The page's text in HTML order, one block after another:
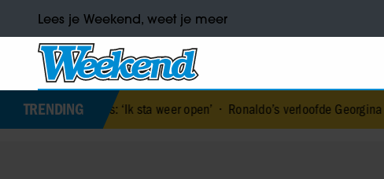
Lees je Weekend, weet je meer
TRENDING
los: ‘Ik sta weer open’•Ronaldo’s verloofde Georgina Rodríguez is